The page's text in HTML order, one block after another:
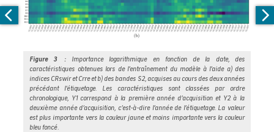
Figure 3 :Importance logarithmique en fonction de la date, des
caractéristiques obtenues lors de l’entraînement du modèle à l’aide a) des
indices CRswir et Crre et b) des bandes S2, acquises au cours des deux années
précédant l’étiquetage. Les caractéristiques sont classées par ordre
chronologique, Y1 correspond à la première année d’acquisition et Y2 à la
deuxième année d’acquisition, c’est-à-dire l’année de l’étiquetage. La valeur
est plus importante vers la couleur jaune et moins importante vers la couleur
bleu foncé.